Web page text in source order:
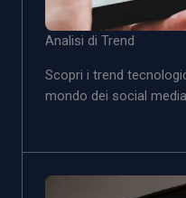
Analisi di Trend
Scopri i trend
mondo dei social